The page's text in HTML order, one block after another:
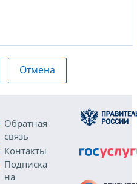
Отмена
Обратная
связь
Контакты
Подписка
на